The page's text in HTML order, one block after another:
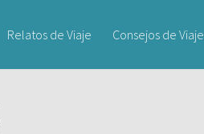
Relatos de Viaje Consejos de Viaje